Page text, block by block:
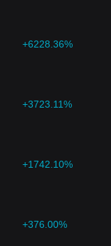
+6228.36%
+3723.11%
+1742.10%
+376.00%